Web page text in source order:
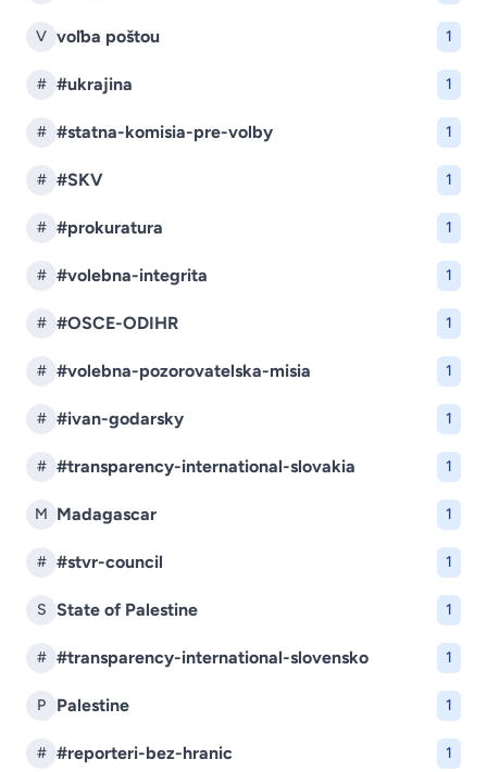
V voľba poštou 1
# #ukrajina 1
# #statna-komisia-pre-volby 1
# #SKV 1
# #prokuratura 1
# #volebna-integrita 1
# #OSCE-ODIHR 1
# #volebna-pozorovatelska-misia 1
# #ivan-godarsky 1
# #transparency-international-slovakia 1
M Madagascar 1
# #stvr-council 1
S State of Palestine 1
# #transparency-international-slovensko 1
P Palestine 1
# #reporteri-bez-hranic 1